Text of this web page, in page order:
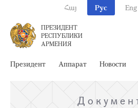
Հայ Рус Eng
ПРЕЗИДЕНТ
РЕСПУБЛИКИ
АРМЕНИЯ
Президент Аппарат Новости